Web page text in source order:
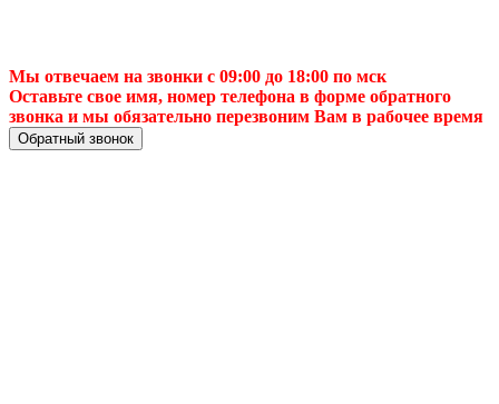
Мы отвечаем на звонки с 09:00 до 18:00 по мск
Оставьте свое имя, номер телефона в форме обратного
звонка и мы обязательно перезвоним Вам в рабочее время
Обратный звонок